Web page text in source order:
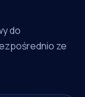
do
ze